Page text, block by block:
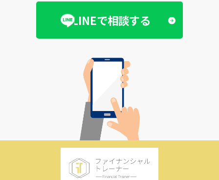
LINEで相談する